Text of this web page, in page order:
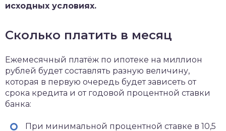
исходных условиях.
Сколько платить в месяц
Ежемесячный платёж по ипотеке на миллион
рублей будет составлять разную величину,
которая в первую очередь будет зависеть от
срока кредита и от годовой процентной ставки
банка:
При минимальной процентной ставке в 10,5